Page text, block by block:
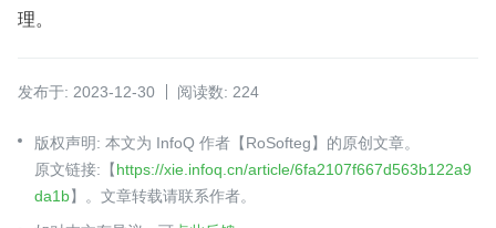
理。
发布于: 2023-12-30 阅读数: 224
版权声明: 本文为 InfoQ 作者【RoSofteg】的原创文章。
原文链接:【https://xie.infoq.cn/article/6fa2107f667d563b122a9
da1b】。文章转载请联系作者。